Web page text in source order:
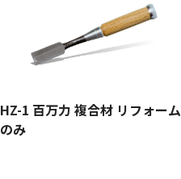
HZ-1 百万力 複合材 リフォーム
のみ